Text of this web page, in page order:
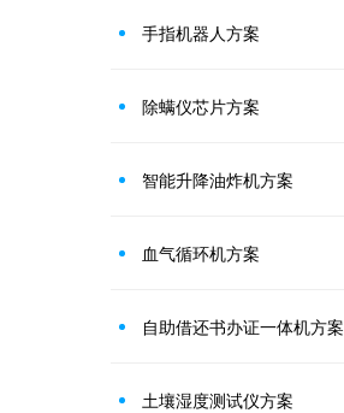
手指机器人方案
除螨仪芯片方案
智能升降油炸机方案
血气循环机方案
自助借还书办证一体机方案
土壤湿度测试仪方案